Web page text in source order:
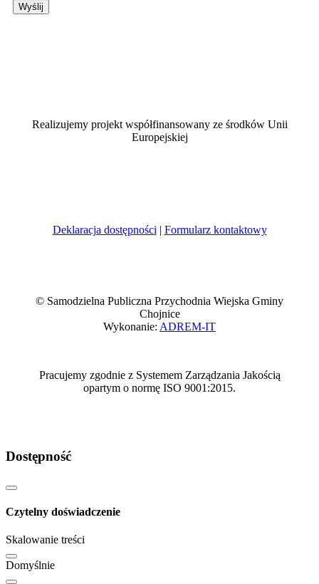
Realizujemy projekt współfinansowany ze środków Unii
Europejskiej
Deklaracja dostępności | Formularz kontaktowy
© Samodzielna Publiczna Przychodnia Wiejska Gminy
Chojnice
Wykonanie: ADREM-IT
Pracujemy zgodnie z Systemem Zarządzania Jakością
opartym o normę ISO 9001:2015.
Dostępność
Czytelny doświadczenie
Skalowanie treści
Domyślnie